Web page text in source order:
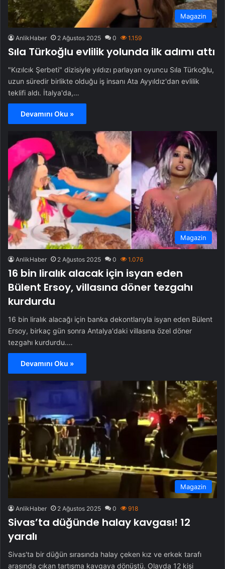
Magazin
AnlikHaber 2 Ağustos 2025 0 1.159
Sıla Türkoğlu evlilik yolunda ilk adımı attı
"Kızılcık Şerbeti" dizisiyle yıldızı parlayan oyuncu Sıla Türkoğlu,
uzun süredir birlikte olduğu iş insanı Ata Ayyıldız'dan evlilik
teklifi aldı. İtalya'da,…
Devamını Oku »
Magazin
AnlikHaber 2 Ağustos 2025 0 1.076
16 bin liralık alacak için isyan eden
Bülent Ersoy, villasına döner tezgahı
kurdurdu
16 bin liralık alacağı için banka dekontlarıyla isyan eden Bülent
Ersoy, birkaç gün sonra Antalya'daki villasına özel döner
tezgahı kurdurdu.…
Devamını Oku »
Magazin
AnlikHaber 2 Ağustos 2025 0 918
Sivas’ta düğünde halay kavgası! 12
yaralı
Sivas'ta bir düğün sırasında halay çeken kız ve erkek tarafı
arasında çıkan tartışma kavgaya dönüştü. Olayda 12 kişi